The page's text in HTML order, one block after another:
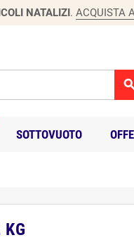
NATALIZI. ACQUISTA
SOTTOVUOTO